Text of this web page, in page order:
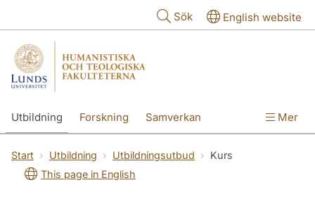
Sök English website
Utbildning Forskning Samverkan Mer
Start Utbildning Utbildningsutbud
Kurs
This page in English